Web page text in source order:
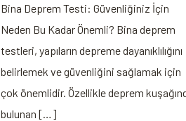
Bina Deprem Testi: Güvenliğiniz İçin
Neden Bu ​Kadar ‍Önemli? Bina deprem
testleri, yapıların depreme dayanıklılığını
belirlemek ve güvenliğini⁤ sağlamak için
çok önemlidir. Özellikle deprem⁣
bulunan […]